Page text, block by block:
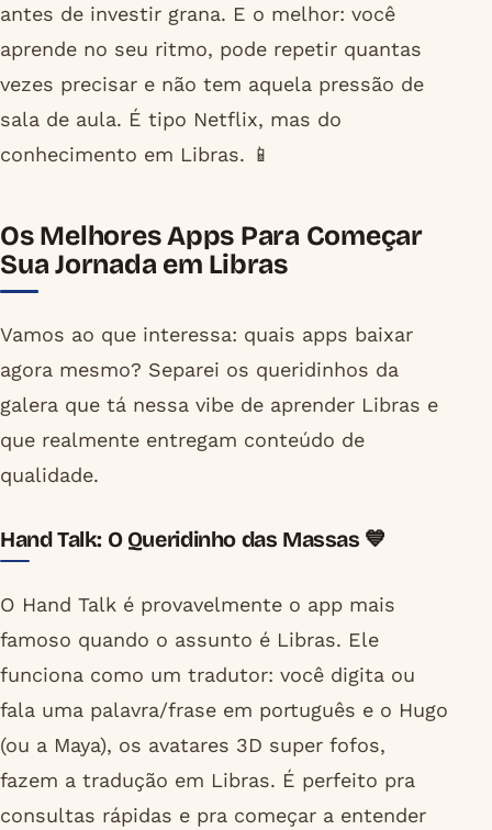
antes de investir grana. E o melhor: você
aprende no seu ritmo, pode repetir quantas
vezes precisar e não tem aquela pressão de
sala de aula. É tipo Netflix, mas do
conhecimento em Libras. 📱
Os Melhores Apps Para Começar
Sua Jornada em Libras
Vamos ao que interessa: quais apps baixar
agora mesmo? Separei os queridinhos da
galera que tá nessa vibe de aprender Libras e
que realmente entregam conteúdo de
qualidade.
Hand Talk: O Queridinho das Massas 💙
O Hand Talk é provavelmente o app mais
famoso quando o assunto é Libras. Ele
funciona como um tradutor: você digita ou
fala uma palavra/frase em português e o Hugo
(ou a Maya), os avatares 3D super fofos,
fazem a tradução em Libras. É perfeito pra
consultas rápidas e pra começar a entender